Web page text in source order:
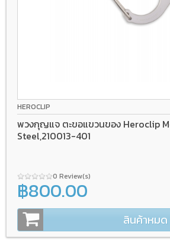
HEROCLIP
พวงกุญแจ ตะขอแขวนของ Heroclip
Steel,210013-401
0 Review(s)
฿800.00
สินค้าหมด